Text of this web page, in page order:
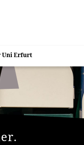
Uni Erfurt